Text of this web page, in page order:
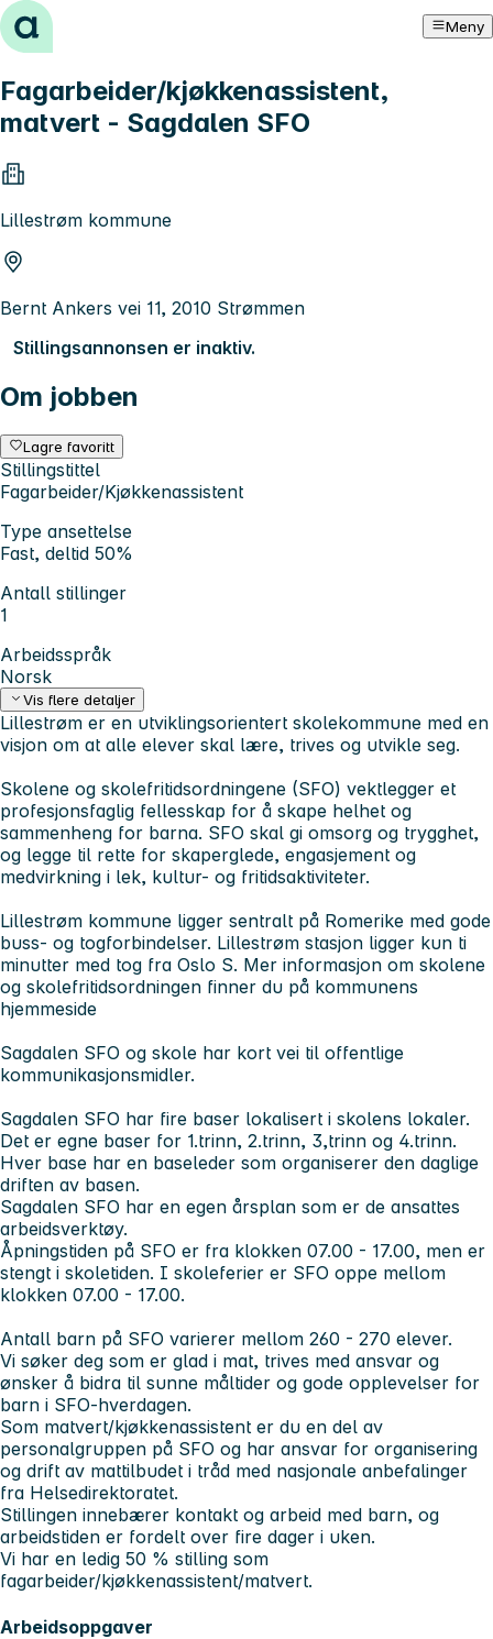
Hopp til innhold Meny
Fagarbeider/kjøkkenassistent,
matvert - Sagdalen SFO
Lillestrøm kommune
Bernt Ankers vei 11, 2010 Strømmen
Stillingsannonsen er inaktiv.
Om jobben
Lagre favoritt
Stillingstittel
Fagarbeider/Kjøkkenassistent
Type ansettelse
Fast, deltid 50%
Antall stillinger
1
Arbeidsspråk
Norsk
Vis flere detaljer
Lillestrøm er en utviklingsorientert skolekommune med en
visjon om at alle elever skal lære, trives og utvikle seg.
Skolene og skolefritidsordningene (SFO) vektlegger et
profesjonsfaglig fellesskap for å skape helhet og
sammenheng for barna. SFO skal gi omsorg og trygghet,
og legge til rette for skaperglede, engasjement og
medvirkning i lek, kultur- og fritidsaktiviteter.
Lillestrøm kommune ligger sentralt på Romerike med gode
buss- og togforbindelser. Lillestrøm stasjon ligger kun ti
minutter med tog fra Oslo S. Mer informasjon om skolene
og skolefritidsordningen finner du på kommunens
hjemmeside
Sagdalen SFO og skole har kort vei til offentlige
kommunikasjonsmidler.
Sagdalen SFO har fire baser lokalisert i skolens lokaler.
Det er egne baser for 1.trinn, 2.trinn, 3,trinn og 4.trinn.
Hver base har en baseleder som organiserer den daglige
driften av basen.
Sagdalen SFO har en egen årsplan som er de ansattes
arbeidsverktøy.
Åpningstiden på SFO er fra klokken 07.00 - 17.00, men er
stengt i skoletiden. I skoleferier er SFO oppe mellom
klokken 07.00 - 17.00.
Antall barn på SFO varierer mellom 260 - 270 elever.
Vi søker deg som er glad i mat, trives med ansvar og
ønsker å bidra til sunne måltider og gode opplevelser for
barn i SFO-hverdagen.
Som matvert/kjøkkenassistent er du en del av
personalgruppen på SFO og har ansvar for organisering
og drift av mattilbudet i tråd med nasjonale anbefalinger
fra Helsedirektoratet.
Stillingen innebærer kontakt og arbeid med barn, og
arbeidstiden er fordelt over fire dager i uken.
Vi har en ledig 50 % stilling som
fagarbeider/kjøkkenassistent/matvert.
Arbeidsoppgaver